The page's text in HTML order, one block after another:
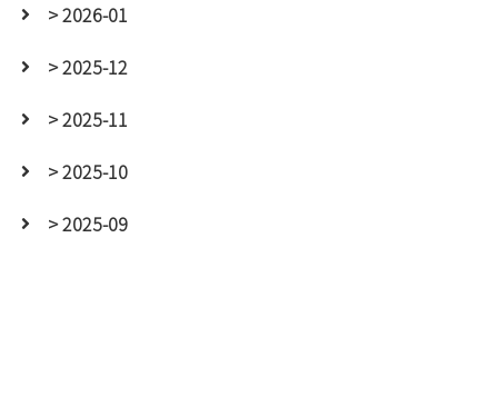
> 2026-01
> 2025-12
> 2025-11
> 2025-10
> 2025-09